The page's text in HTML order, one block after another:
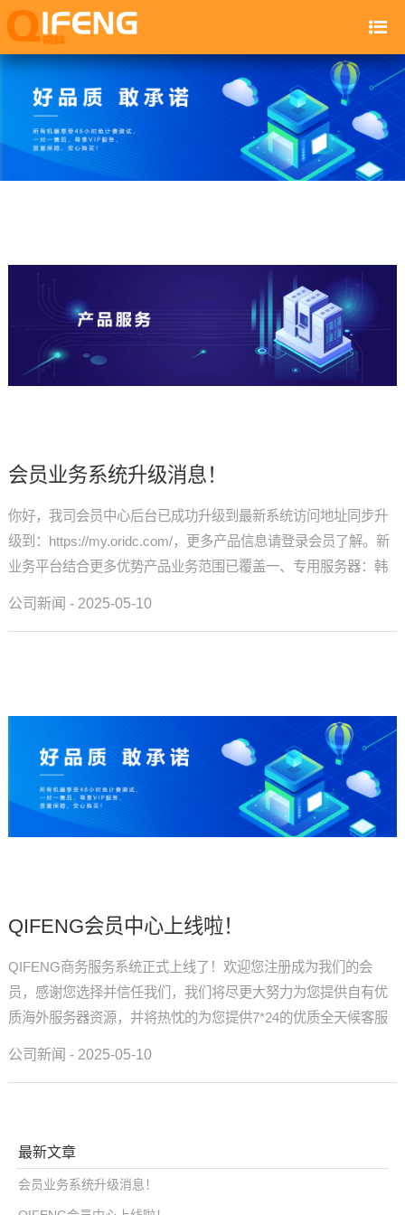
会员业务系统升级消息！
你好，我司会员中心后台已成功升级到最新系统访问地址同步升
级到：https://my.oridc.com/，更多产品信息请登录会员了解。新
业务平台结合更多优势产品业务范围已覆盖一、专用服务器：韩
公司新闻 - 2025-05-10
QIFENG会员中心上线啦！
QIFENG商务服务系统正式上线了！欢迎您注册成为我们的会
员，感谢您选择并信任我们，我们将尽更大努力为您提供自有优
质海外服务器资源，并将热忱的为您提供7*24的优质全天候客服
公司新闻 - 2025-05-10
最新文章
会员业务系统升级消息！